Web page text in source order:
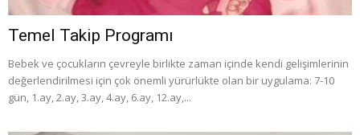
Temel Takip Programı
Bebek ve çocukların çevreyle birlikte zaman içinde kendi gelişimlerinin
değerlendirilmesi için çok önemli yürürlükte olan bir uygulama: 7-10
gün, 1.ay, 2.ay, 3.ay, 4.ay, 6.ay, 12.ay,...